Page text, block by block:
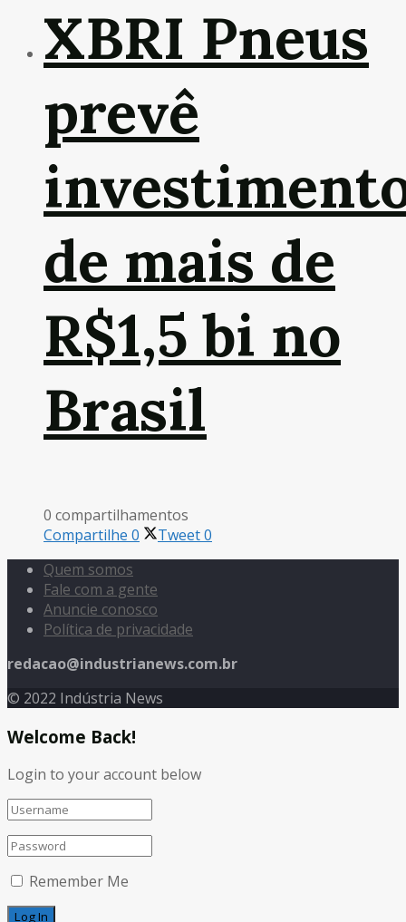
XBRI Pneus
prevê
de mais de
R$1,5 bi no
Brasil
0 compartilhamentos
Compartilhe 0 Tweet0
Quem somos
Fale com a gente
Anuncie conosco
Política de privacidade
redacao@industrianews.com.br
© 2022 Indústria News
Welcome Back!
Login to your account below
Remember Me